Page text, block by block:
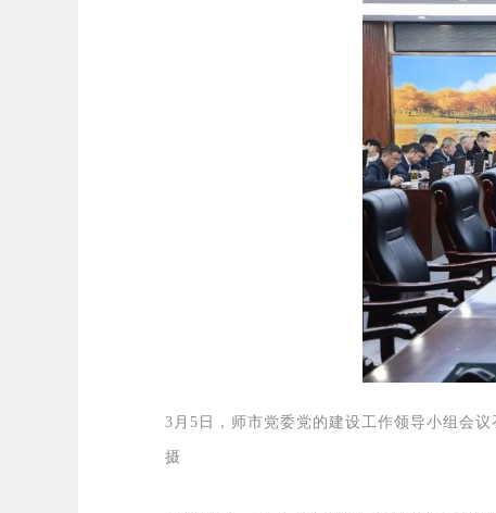
3月5日，师市党委党的建设工作领导小组会议
摄